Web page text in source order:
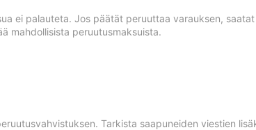
ei palauteta. Jos päätät peruuttaa varauksen,
mahdollisista peruutusmaksuista.
Tarkista saapuneiden viestien